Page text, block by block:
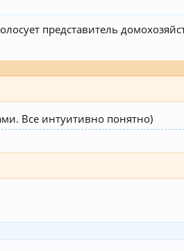
представитель
Все интуитивно понятно)